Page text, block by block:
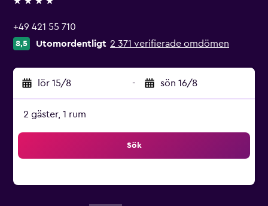
4 stjärnor
+49 421 55 710
8,5 Utomordentligt 2 371 verifierade omdömen
lör 15/8 - sön 16/8
2 gäster, 1 rum
Sök